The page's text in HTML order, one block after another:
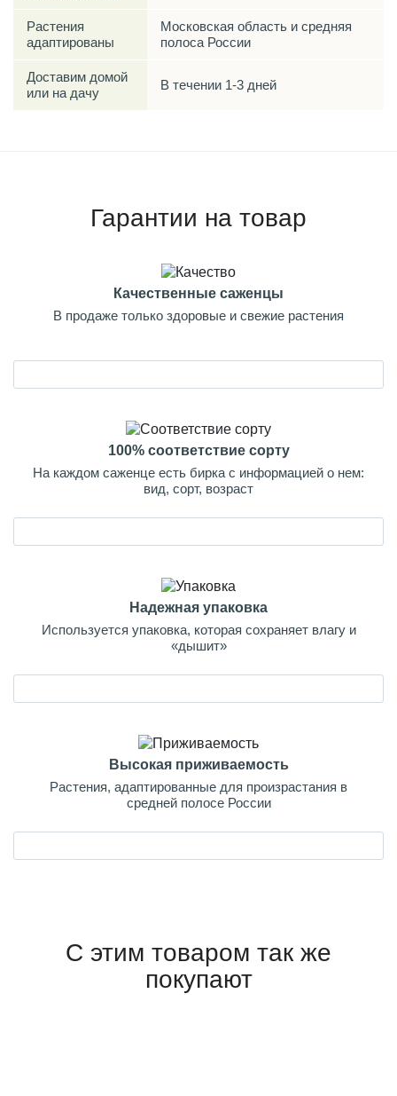
Растения
адаптированы
Московская область и средняя
полоса России
Доставим домой
или на дачу
В течении 1-3 дней
Гарантии на товар
Качественные саженцы
В продаже только здоровые и свежие растения
100% соответствие сорту
На каждом саженце есть бирка с информацией о нем:
вид, сорт, возраст
Надежная упаковка
Используется упаковка, которая сохраняет влагу и
«дышит»
Высокая приживаемость
Растения, адаптированные для произрастания в
средней полосе России
С этим товаром так же
покупают